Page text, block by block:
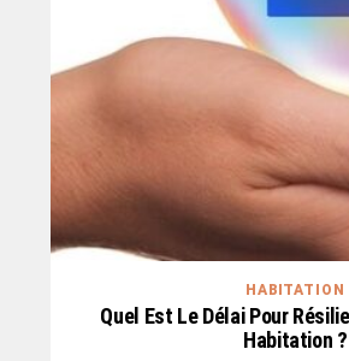
HABITATION
Quel Est Le Délai Pour
Habitation ?